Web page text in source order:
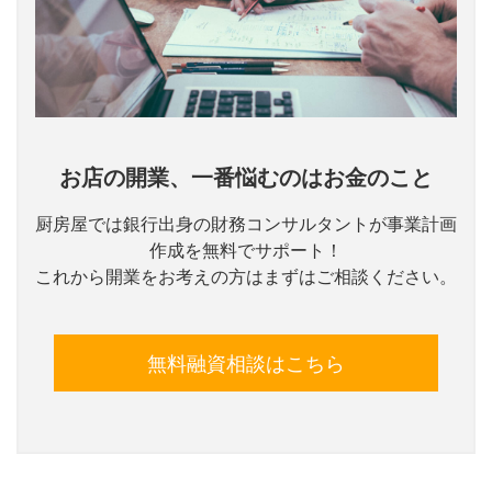
お店の開業、一番悩むのはお金のこと
厨房屋では銀行出身の財務コンサルタントが事業計画
作成を無料でサポート！
これから開業をお考えの方はまずはご相談ください。
無料融資相談はこちら